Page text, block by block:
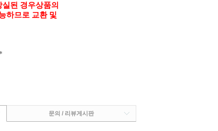
된 경우상품의
하므로 교환 및
문의 / 리뷰게시판